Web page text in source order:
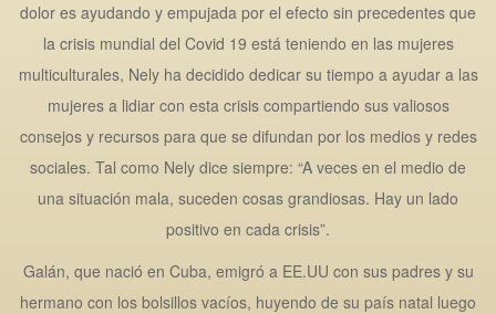
dolor es ayudando y empujada por el efecto sin precedentes que
la crisis mundial del Covid 19 está teniendo en las mujeres
multiculturales, Nely ha decidido dedicar su tiempo a ayudar a las
mujeres a lidiar con esta crisis compartiendo sus valiosos
consejos y recursos para que se difundan por los medios y redes
sociales. Tal como Nely dice siempre: “A veces en el medio de
una situación mala, suceden cosas grandiosas. Hay un lado
positivo en cada crisis”.
Galán, que nació en Cuba, emigró a EE.UU con sus padres y su
hermano con los bolsillos vacíos, huyendo de su país natal luego